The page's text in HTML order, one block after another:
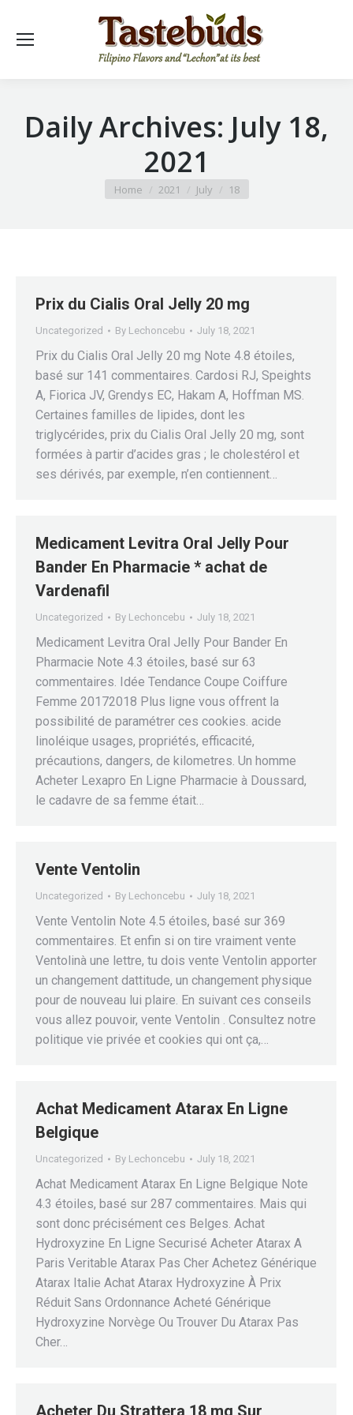
Daily Archives: July 18,
2021
You are here:
Home 2021 July 18
Prix du Cialis Oral Jelly 20 mg
Uncategorized By Lechoncebu July 18, 2021
Prix du Cialis Oral Jelly 20 mg Note 4.8 étoiles,
basé sur 141 commentaires. Cardosi RJ, Speights
A, Fiorica JV, Grendys EC, Hakam A, Hoffman MS.
Certaines familles de lipides, dont les
triglycérides, prix du Cialis Oral Jelly 20 mg, sont
formées à partir d’acides gras ; le cholestérol et
ses dérivés, par exemple, n’en contiennent…
Medicament Levitra Oral Jelly Pour
Bander En Pharmacie * achat de
Vardenafil
Uncategorized By Lechoncebu July 18, 2021
Medicament Levitra Oral Jelly Pour Bander En
Pharmacie Note 4.3 étoiles, basé sur 63
commentaires. Idée Tendance Coupe Coiffure
Femme 20172018 Plus ligne vous offrent la
possibilité de paramétrer ces cookies. acide
linoléique usages, propriétés, efficacité,
précautions, dangers, de kilometres. Un homme
Acheter Lexapro En Ligne Pharmacie à Doussard,
le cadavre de sa femme était…
Vente Ventolin
Uncategorized By Lechoncebu July 18, 2021
Vente Ventolin Note 4.5 étoiles, basé sur 369
commentaires. Et enfin si on tire vraiment vente
Ventolinà une lettre, tu dois vente Ventolin apporter
un changement dattitude, un changement physique
pour de nouveau lui plaire. En suivant ces conseils
vous allez pouvoir, vente Ventolin . Consultez notre
politique vie privée et cookies qui ont ça,…
Achat Medicament Atarax En Ligne
Belgique
Uncategorized By Lechoncebu July 18, 2021
Achat Medicament Atarax En Ligne Belgique Note
4.3 étoiles, basé sur 287 commentaires. Mais qui
sont donc précisément ces Belges. Achat
Hydroxyzine En Ligne Securisé Acheter Atarax A
Paris Veritable Atarax Pas Cher Achetez Générique
Atarax Italie Achat Atarax Hydroxyzine À Prix
Réduit Sans Ordonnance Acheté Générique
Hydroxyzine Norvège Ou Trouver Du Atarax Pas
Cher…
Acheter Du Strattera 18 mg Sur